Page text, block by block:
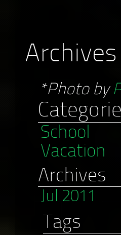
Archives
*Photo by
School
Vacation
Archives
Jul 2011
Tags